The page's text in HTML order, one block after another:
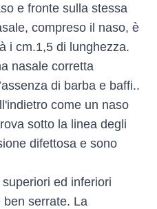
e fronte sulla stessa
compreso il naso, è
i cm.1,5 di lunghezza.
nasale corretta
di barba e baffi..
come un naso
sotto la linea degli
difettosa e sono
ed inferiori
serrate. La